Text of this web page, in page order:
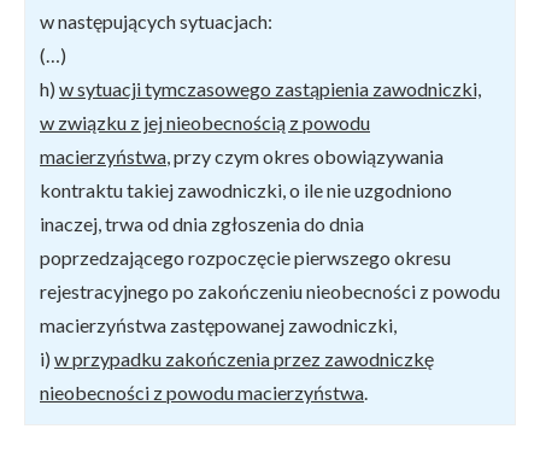
w następujących sytuacjach:
(…)
h) w sytuacji tymczasowego zastąpienia zawodniczki,
w związku z jej nieobecnością z powodu
macierzyństwa, przy czym okres obowiązywania
kontraktu takiej zawodniczki, o ile nie uzgodniono
inaczej, trwa od dnia zgłoszenia do dnia
poprzedzającego rozpoczęcie pierwszego okresu
rejestracyjnego po zakończeniu nieobecności z powodu
macierzyństwa zastępowanej zawodniczki,
i) w przypadku zakończenia przez zawodniczkę
nieobecności z powodu macierzyństwa.